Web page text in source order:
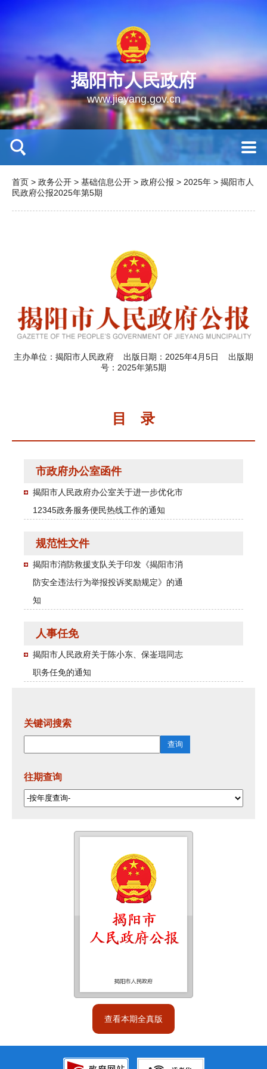
揭阳市人民政府
www.jieyang.gov.cn
首页 > 政务公开 > 基础信息公开 > 政府公报 > 2025年 > 揭阳市人
民政府公报2025年第5期
主办单位：揭阳市人民政府 出版日期：2025年4月5日 出版期
号：2025年第5期
目 录
市政府办公室函件
揭阳市人民政府办公室关于进一步优化市
12345政务服务便民热线工作的通知
规范性文件
揭阳市消防救援支队关于印发《揭阳市消
防安全违法行为举报投诉奖励规定》的通
知
人事任免
揭阳市人民政府关于陈小东、保崟琨同志
职务任免的通知
关键词搜索
往期查询
查看本期全真版